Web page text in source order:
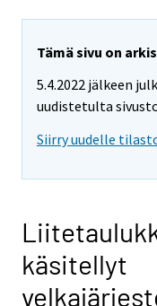
Tämä sivu on
5.4.2022 jälkeen
uudistetulta
Siirry uudelle
käsitellyt